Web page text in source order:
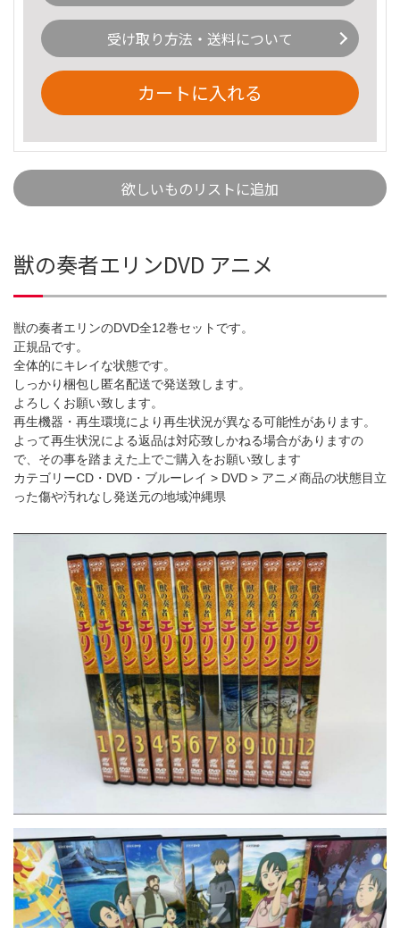
受け取り方法・送料について
カートに入れる
欲しいものリストに追加
獣の奏者エリンDVD アニメ
獣の奏者エリンのDVD全12巻セットです。
正規品です。
全体的にキレイな状態です。
しっかり梱包し匿名配送で発送致します。
よろしくお願い致します。
再生機器・再生環境により再生状況が異なる可能性があります。
よって再生状況による返品は対応致しかねる場合がありますの
で、その事を踏まえた上でご購入をお願い致します
カテゴリーCD・DVD・ブルーレイ > DVD > アニメ商品の状態目立
った傷や汚れなし発送元の地域沖縄県